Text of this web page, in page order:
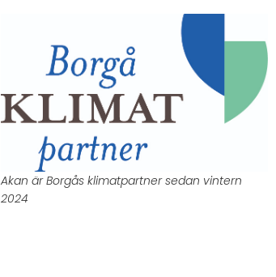
Akan är Borgås klimatpartner sedan vintern
2024